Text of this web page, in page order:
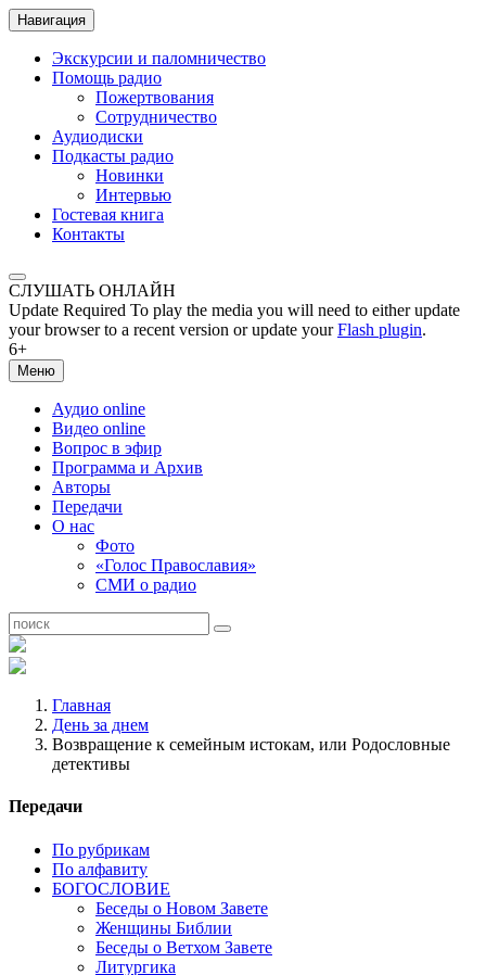
Навигация
Экскурсии и паломничество
Помощь радио
Пожертвования
Сотрудничество
Аудиодиски
Подкасты радио
Новинки
Интервью
Гостевая книга
Контакты
СЛУШАТЬ ОНЛАЙН
Update Required To play the media you will need to either update
your browser to a recent version or update yourFlash plugin.
6+
Меню
Аудио online
Видео online
Вопрос в эфир
Программа и Архив
Авторы
Передачи
О нас
Фото
«Голос Православия»
СМИ о радио
Главная
День за днем
Возвращение к семейным истокам, или Родословные
детективы
Передачи
По рубрикам
По алфавиту
БОГОСЛОВИЕ
Беседы о Новом Завете
Женщины Библии
Беседы о Ветхом Завете
Литургика